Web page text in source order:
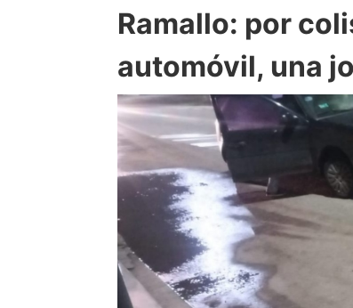
Ramallo: por
automóvil, una